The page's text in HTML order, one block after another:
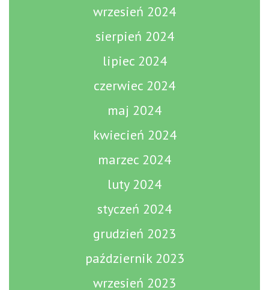
wrzesień 2024
sierpień 2024
lipiec 2024
czerwiec 2024
maj 2024
kwiecień 2024
marzec 2024
luty 2024
styczeń 2024
grudzień 2023
październik 2023
wrzesień 2023